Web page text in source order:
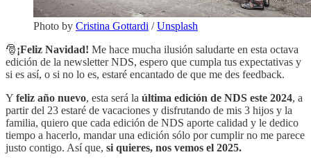
Photo by Cristina Gottardi /Unsplash
🎅¡Feliz Navidad! Me hace mucha ilusión saludarte en esta octava
edición de la newsletter NDS, espero que cumpla tus expectativas y
si es así, o si no lo es, estaré encantado de que me des feedback.
Y feliz año nuevo, esta será la última edición de NDS este 2024, a
partir del 23 estaré de vacaciones y disfrutando de mis 3 hijos y la
familia, quiero que cada edición de NDS aporte calidad y le dedico
tiempo a hacerlo, mandar una edición sólo por cumplir no me parece
justo contigo. Así que, si quieres, nos vemos el 2025.